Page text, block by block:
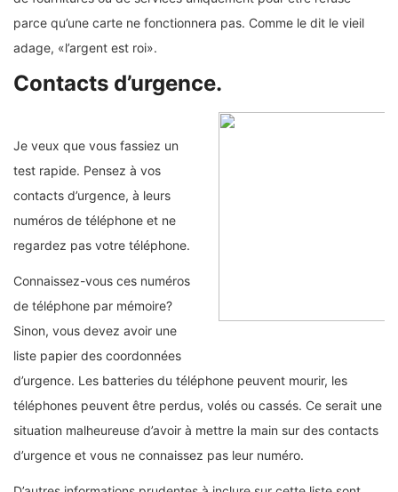
parce qu’une carte ne fonctionnera pas. Comme le dit le vieil
adage, «l’argent est roi».
Contacts d’urgence.
Je veux que vous fassiez un
test rapide. Pensez à vos
contacts d’urgence, à leurs
numéros de téléphone et ne
regardez pas votre téléphone.
Connaissez-vous ces numéros
de téléphone par mémoire?
Sinon, vous devez avoir une
liste papier des coordonnées
d’urgence. Les batteries du téléphone peuvent mourir, les
téléphones peuvent être perdus, volés ou cassés. Ce serait une
situation malheureuse d’avoir à mettre la main sur des contacts
d’urgence et vous ne connaissez pas leur numéro.